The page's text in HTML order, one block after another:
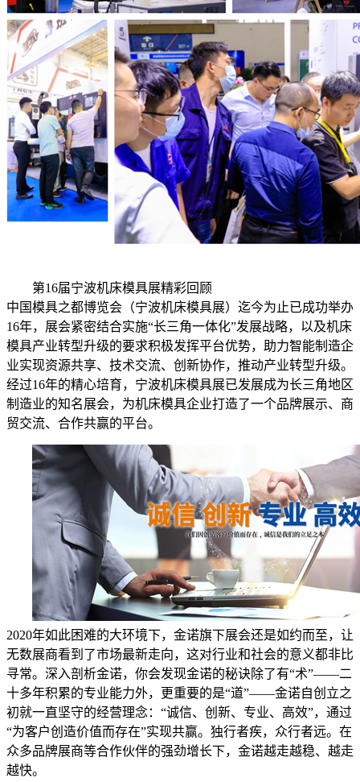
第16届宁波机床模具展精彩回顾
中国模具之都博览会（宁波机床模具展）迄今为止已成功举办
16年，展会紧密结合实施“长三角一体化”发展战略，以及机床
模具产业转型升级的要求积极发挥平台优势，助力智能制造企
业实现资源共享、技术交流、创新协作，推动产业转型升级。
经过16年的精心培育，宁波机床模具展已发展成为长三角地区
制造业的知名展会，为机床模具企业打造了一个品牌展示、商
贸交流、合作共赢的平台。
2020年如此困难的大环境下，金诺旗下展会还是如约而至，让
无数展商看到了市场最新走向，这对行业和社会的意义都非比
寻常。深入剖析金诺，你会发现金诺的秘诀除了有“术”——二
十多年积累的专业能力外，更重要的是“道”——金诺自创立之
初就一直坚守的经营理念：“诚信、创新、专业、高效”，通过
“为客户创造价值而存在”实现共赢。独行者疾，众行者远。在
众多品牌展商等合作伙伴的强劲增长下，金诺越走越稳、越走
越快。